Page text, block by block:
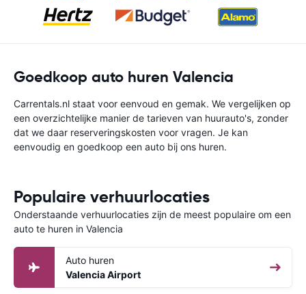
Goedkoop auto huren Valencia
Carrentals.nl staat voor eenvoud en gemak. We vergelijken op
een overzichtelijke manier de tarieven van huurauto's, zonder
dat we daar reserveringskosten voor vragen. Je kan
eenvoudig en goedkoop een auto bij ons huren.
Populaire verhuurlocaties
Onderstaande verhuurlocaties zijn de meest populaire om een
auto te huren in Valencia
Auto huren
Valencia Airport